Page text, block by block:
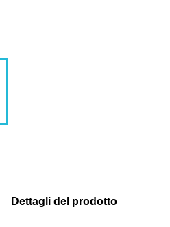
Dettagli del prodotto